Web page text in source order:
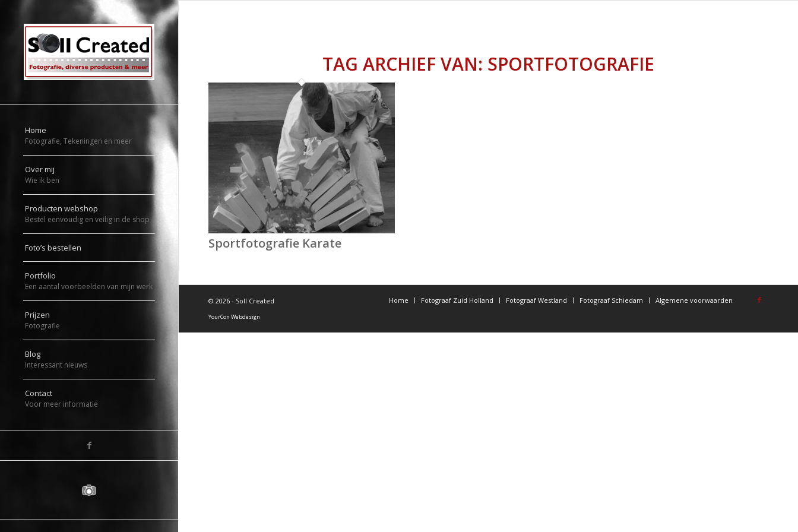
Home
Fotografie, Tekeningen en meer
Over mij
Wie ik ben
Producten webshop
Bestel eenvoudig en veilig in de shop
Foto’s bestellen
Portfolio
Een aantal voorbeelden van mijn werk
Prijzen
Fotografie
Blog
Interessant nieuws
Contact
Voor meer informatie
TAG ARCHIEF VAN: SPORTFOTOGRAFIE
Sportfotografie Karate
© 2026 - Soll Created
YourCon Webdesign
Home Fotograaf Zuid Holland Fotograaf Westland Fotograaf Schiedam Algemene voorwaarden